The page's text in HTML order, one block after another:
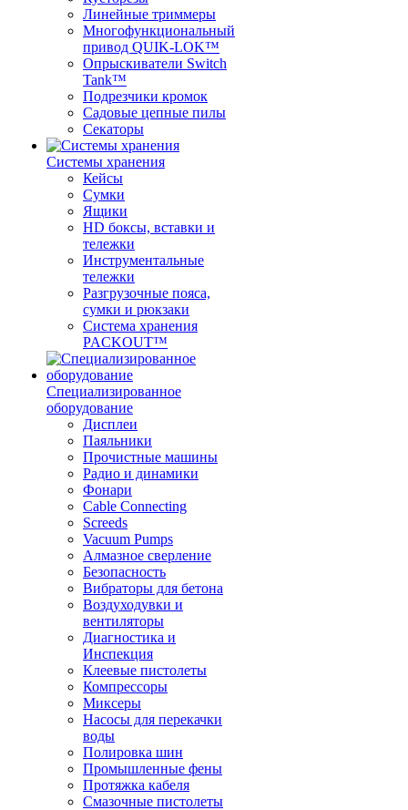
Линейные триммеры
Многофункциональный
привод QUIK-LOK™
Опрыскиватели Switch
Tank™
Подрезчики кромок
Садовые цепные пилы
Секаторы
Системы хранения
Кейсы
Сумки
Ящики
HD боксы, вставки и
тележки
Инструментальные
тележки
Разгрузочные пояса,
сумки и рюкзаки
Система хранения
PACKOUT™
Специализированное
оборудование
Дисплеи
Паяльники
Прочистные машины
Радио и динамики
Фонари
Cable Connecting
Screeds
Vacuum Pumps
Алмазное сверление
Безопасность
Вибраторы для бетона
Воздуходувки и
вентиляторы
Диагностика и
Инспекция
Клеевые пистолеты
Компрессоры
Миксеры
Насосы для перекачки
воды
Полировка шин
Промышленные фены
Протяжка кабеля
Смазочные пистолеты